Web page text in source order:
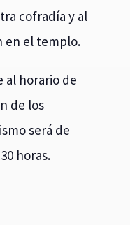
cofradía y al
en el templo.
al horario de
de los
será de
horas.